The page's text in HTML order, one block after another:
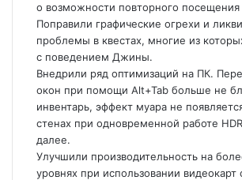
о возможности повторного посещения
Поправили графические огрехи и
проблемы в квестах, многие из
с поведением Джины.
Внедрили ряд оптимизаций на ПК.
окон при помощи Alt+Tab больше не
инвентарь, эффект муара не
стенах при одновременной работе
далее.
Улучшили производительность на
уровнях при использовании